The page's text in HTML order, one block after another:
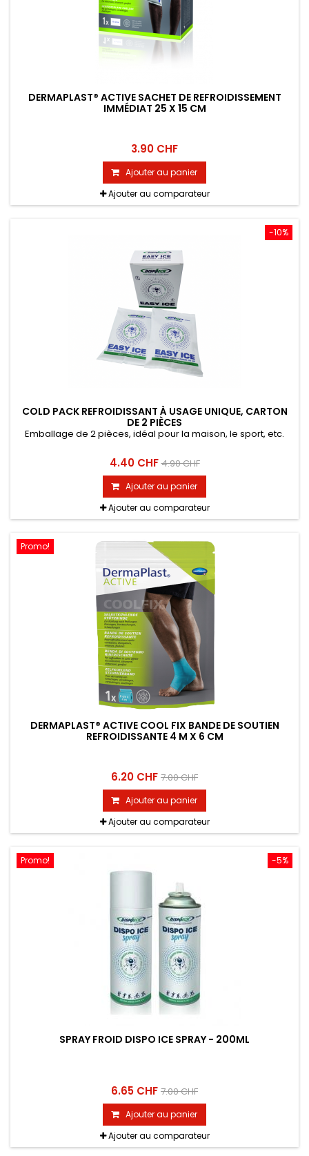
DERMAPLAST® ACTIVE SACHET DE REFROIDISSEMENT
IMMÉDIAT 25 X 15 CM
3.90 CHF
Ajouter au panier
Ajouter au comparateur
COLD PACK REFROIDISSANT À USAGE UNIQUE, CARTON
DE 2 PIÈCES
Emballage de 2 pièces, idéal pour la maison, le sport, etc.
4.40 CHF4.90 CHF
-10%
Ajouter au panier
Ajouter au comparateur
Promo!
DERMAPLAST® ACTIVE COOL FIX BANDE DE SOUTIEN
REFROIDISSANTE 4 M X 6 CM
6.20 CHF 7.00 CHF
Ajouter au panier
Ajouter au comparateur
Promo!
SPRAY FROID DISPO ICE SPRAY - 200ML
6.65 CHF 7.00 CHF
-5%
Ajouter au panier
Ajouter au comparateur